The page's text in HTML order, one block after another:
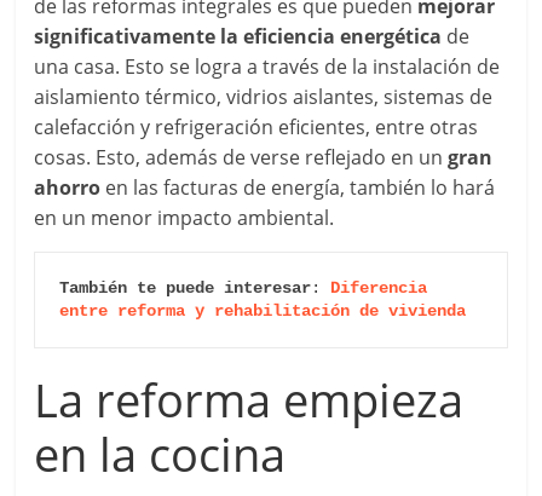
de las reformas integrales es que pueden mejorar
significativamente la eficiencia energética de
una casa. Esto se logra a través de la instalación de
aislamiento térmico, vidrios aislantes, sistemas de
calefacción y refrigeración eficientes, entre otras
cosas. Esto, además de verse reflejado en ungran
ahorro en las facturas de energía, también lo hará
en un menor impacto ambiental.
También te puede interesar: Diferencia
entre reforma y rehabilitación de vivienda
La reforma empieza
en la cocina